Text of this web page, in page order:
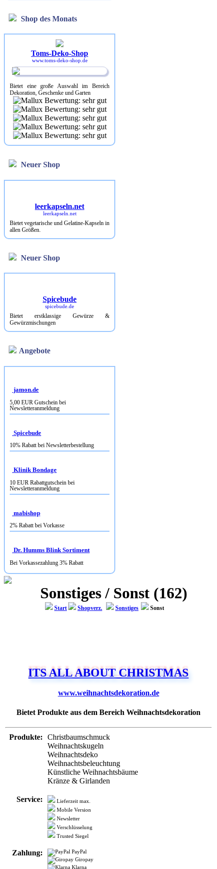
Shop des Monats
Toms-Deko-Shop
www.toms-deko-shop.de
Bietet eine große Auswahl im Bereich
Dekoration, Geschenke und Garten
Neuer Shop
leerkapseln.net
leerkapseln.net
Bietet vegetarische und Gelatine-Kapseln in
allen Größen.
Neuer Shop
Spicebude
spicebude.de
Bietet erstklassige Gewürze &
Gewürzmischungen
Angebote
jamon.de
5,00 EUR Gutschein bei
Newsletteranmeldung
Spicebude
10% Rabatt bei Newsletterbestellung
Klinik Bondage
10 EUR Rabattgutschein bei
Newsletteranmeldung
mabishop
2% Rabatt bei Vorkasse
Dr. Humms Blink Sortiment
Bei Vorkassezahlung 3% Rabatt
Sonstiges / Sonst (162)
Start Shopverz. Sonstiges Sonst
ITS ALL ABOUT CHRISTMAS
www.weihnachtsdekoration.de
Bietet Produkte aus dem Bereich Weihnachtsdekoration
Produkte:
Christbaumschmuck
Weihnachtskugeln
Weihnachtsdeko
Weihnachtsbeleuchtung
Künstliche Weihnachtsbäume
Kränze & Girlanden
Service:
Lieferzeit max.
Mobile Version
Newsletter
Verschlüsselung
Trusted Siegel
Zahlung:
PayPal
Giropay
Klarna